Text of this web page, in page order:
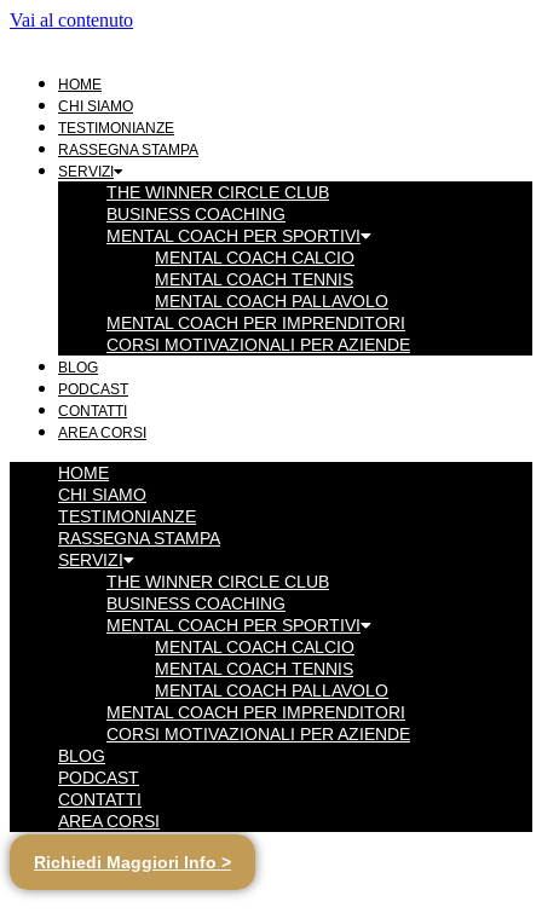
Vai al contenuto
HOME
CHI SIAMO
TESTIMONIANZE
RASSEGNA STAMPA
SERVIZI
THE WINNER CIRCLE CLUB
BUSINESS COACHING
MENTAL COACH PER SPORTIVI
MENTAL COACH CALCIO
MENTAL COACH TENNIS
MENTAL COACH PALLAVOLO
MENTAL COACH PER IMPRENDITORI
CORSI MOTIVAZIONALI PER AZIENDE
BLOG
PODCAST
CONTATTI
AREA CORSI
HOME
CHI SIAMO
TESTIMONIANZE
RASSEGNA STAMPA
SERVIZI
THE WINNER CIRCLE CLUB
BUSINESS COACHING
MENTAL COACH PER SPORTIVI
MENTAL COACH CALCIO
MENTAL COACH TENNIS
MENTAL COACH PALLAVOLO
MENTAL COACH PER IMPRENDITORI
CORSI MOTIVAZIONALI PER AZIENDE
BLOG
PODCAST
CONTATTI
AREA CORSI
Richiedi Maggiori Info >